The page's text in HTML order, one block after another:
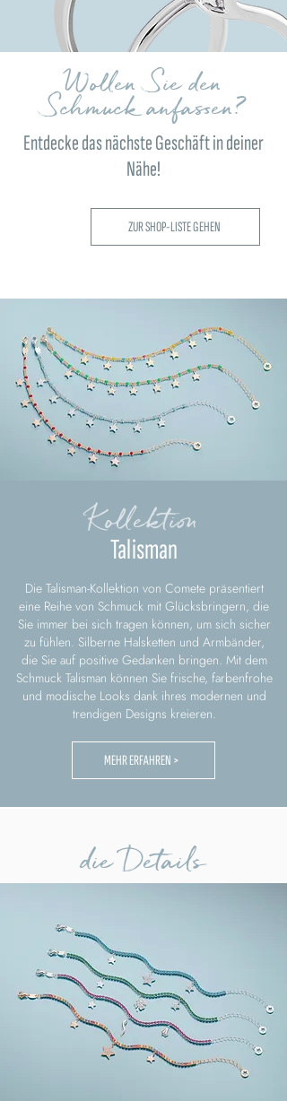
Wollen Sie den
Schmuck anfassen?
Entdecke das nächste Geschäft in deiner
Nähe!
ZUR SHOP-LISTE GEHEN
Kollektion
Talisman
Die Talisman-Kollektion von Comete präsentiert
eine Reihe von Schmuck mit Glücksbringern, die
Sie immer bei sich tragen können, um sich sicher
zu fühlen. Silberne Halsketten und Armbänder,
die Sie auf positive Gedanken bringen. Mit dem
Schmuck Talisman können Sie frische, farbenfrohe
und modische Looks dank ihres modernen und
trendigen Designs kreieren.
MEHR ERFAHREN >
die Details